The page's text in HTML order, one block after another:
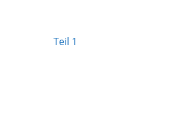
Teil 1